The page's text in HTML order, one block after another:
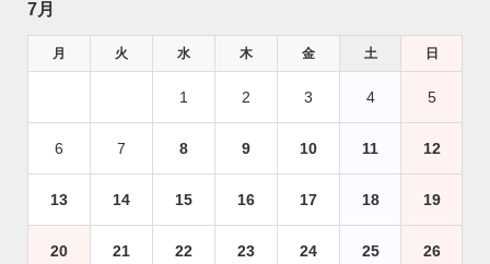
7月
月 火 水 木 金 土 日
1 2 3 4 5
6 7 8 9 10 11 12
13 14 15 16 17 18 19
20 21 22 23 24 25 26